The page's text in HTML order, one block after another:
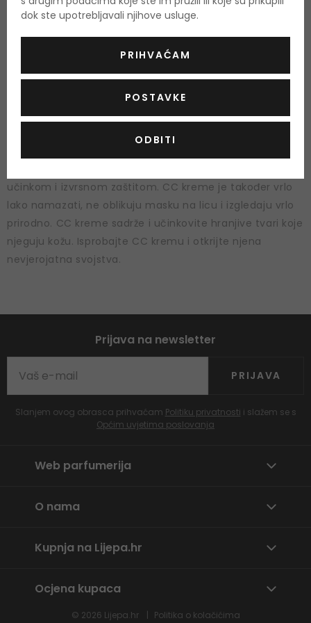
kombiniraju sjajne osobine poznatih
plus prednost sjajnihsvojstava. Također poznata i kao
korekcija boje , CC krema može
učinkom i izvrsnom zaštitom. CC kreme je također vrlo
lako namazati, ne oblikuju masku na licu i izgledaju vrlo
prirodno. CC kreme sadrže i učinkovite hranjive tvari koje
njeguju kožu. Isprobajte CC kremu i otkrijte njena
nevjerojatna svojstva.
Prijava na newsletter
PRIJAVA
Slanjem ovog obrasca prihvaćam Politiku privatnosti i slažem se s
Općim uvjetima poslovanja
Web parfumerija
O nama
Kupnja na Lijepa.hr
Ocjena kupaca
© 2026 Lijepa.hr
Politika o kolačićima
dok ste upotrebljavali njihove usluge.
PRIHVAĆAM
POSTAVKE
ODBITI